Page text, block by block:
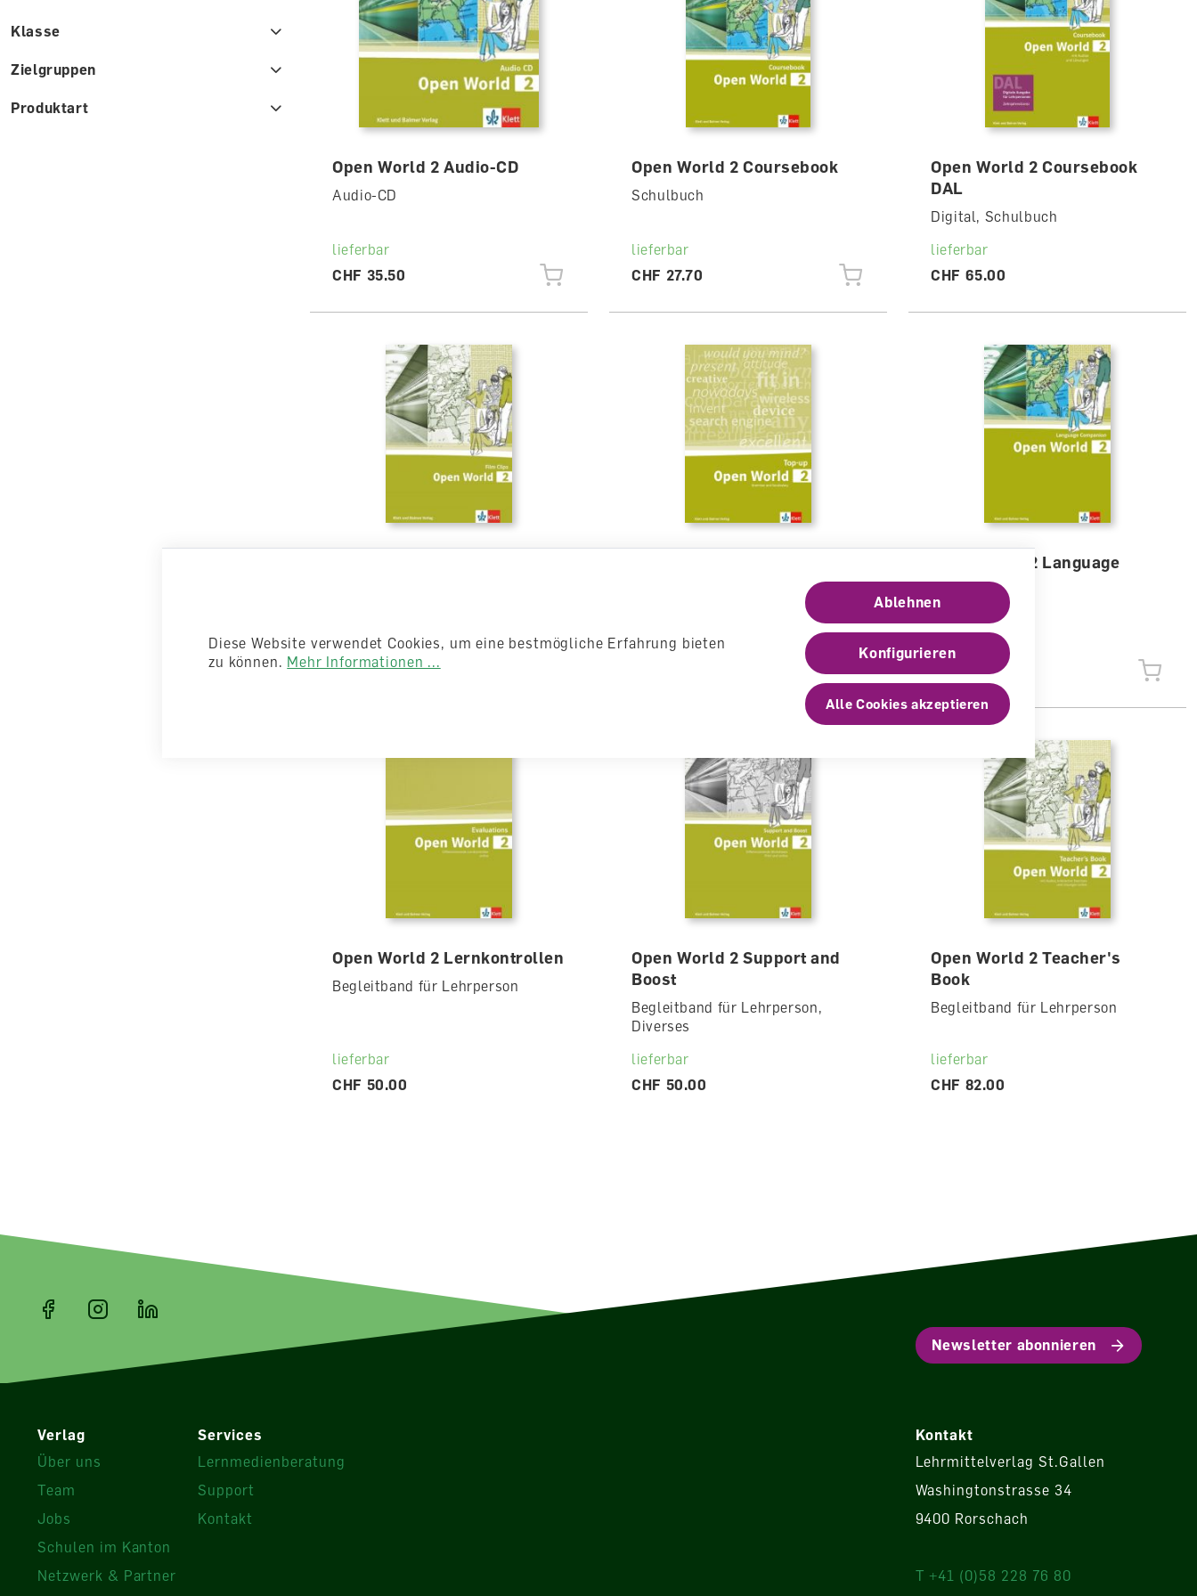
Klasse
Zielgruppen
Produktart
Open World 2 Audio-CD
Audio-CD
lieferbar
CHF 35.50
Open World 2 Coursebook
Schulbuch
lieferbar
CHF 27.70
Open World 2 Coursebook
DAL
Digital, Schulbuch
lieferbar
CHF 65.00
lieferbar
CHF 53.00
lieferbar
Open World 2 Language
Companion
Arbeitsheft
CHF 6.90
Open World 2 Lernkontrollen
Begleitband für Lehrperson
lieferbar
CHF 50.00
Open World 2 Support and
Boost
Begleitband für Lehrperson,
Diverses
lieferbar
CHF 50.00
Open World 2 Teacher's
Book
Begleitband für Lehrperson
lieferbar
CHF 82.00
Newsletter abonnieren
Verlag
Über uns
Team
Jobs
Schulen im Kanton
Netzwerk & Partner
Services
Lernmedienberatung
Support
Kontakt
Kontakt
Lehrmittelverlag St.Gallen
Washingtonstrasse 34
9400 Rorschach
T +41 (0)58 228 76 80
Diese Website verwendet Cookies, um eine bestmögliche Erfahrung bieten
zu können. Mehr Informationen ...
Ablehnen
Konfigurieren
Alle Cookies akzeptieren